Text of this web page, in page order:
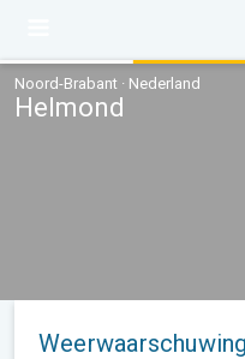
Noord-Brabant · Nederland
Helmond